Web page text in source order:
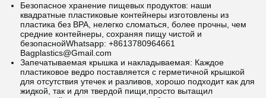
Безопасное хранение пищевых продуктов: наши
квадратные пластиковые контейнеры изготовлены из
пластика без BPA, нелегко сломаться, более прочны, чем
средние контейнеры, сохраняя пищу чистой и
безопаснойWhatsapp: +8613780964661
Bagplastics@Gmail.com
Запечатываемая крышка и накладываемая: Каждое
пластиковое ведро поставляется с герметичной крышкой
для отсутствия утечек и разливов, хорошо подходит как для
жидкой, так и для твердой пищи,просто вытащил